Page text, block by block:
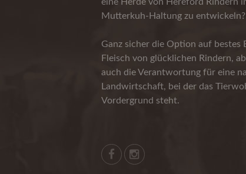
Mutterkuh-Haltung zu entwickeln?
Ganz sicher die Option auf bestes
Fleisch von glücklichen Rindern,
auch die Verantwortung für eine
Landwirtschaft, bei der das
Vordergrund steht.